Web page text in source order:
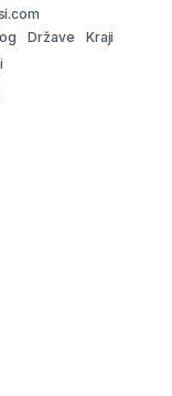
Države
Kraji